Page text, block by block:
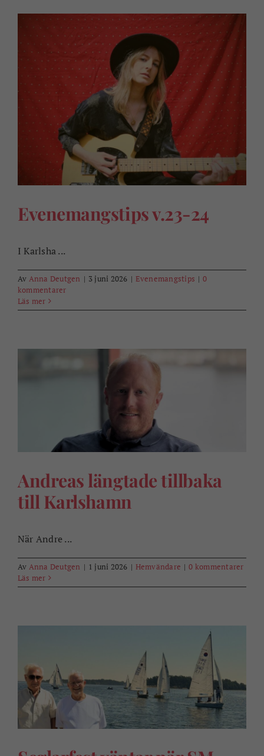
Evenemangstips v.23-24
I Karlsha ...
Av Anna Deutgen | 3 juni 2026 | Evenemangstips | 0
kommentarer
Läs mer
Andreas längtade tillbaka
till Karlshamn
När Andre ...
Av Anna Deutgen | 1 juni 2026 | Hemvändare | 0 kommentarer
Läs mer